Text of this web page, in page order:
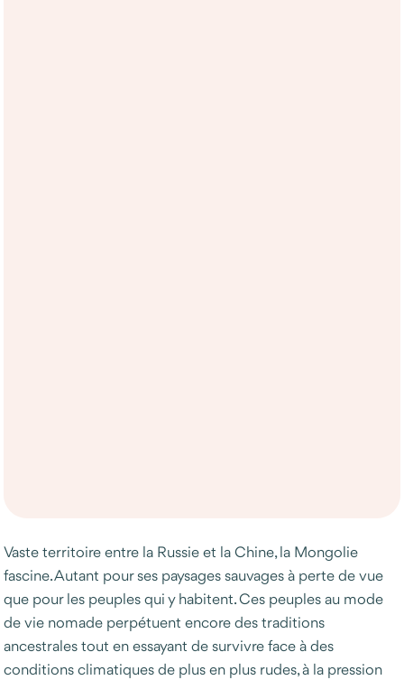
Vaste territoire entre la Russie et la Chine, la Mongolie
fascine. Autant pour ses paysages sauvages à perte de vue
que pour les peuples qui y habitent. Ces peuples au mode
de vie nomade perpétuent encore des traditions
ancestrales tout en essayant de survivre face à des
conditions climatiques de plus en plus rudes, à la pression